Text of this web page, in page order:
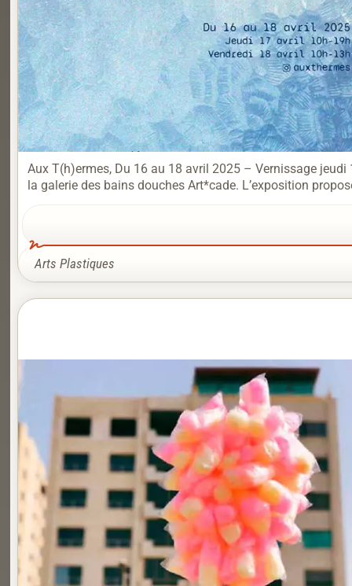
Aux T(h)ermes, Du 16 au 18 avril 2025 – Vernissage
la galerie des bains douches Art*cade. L’exposition
Arts Plastiques